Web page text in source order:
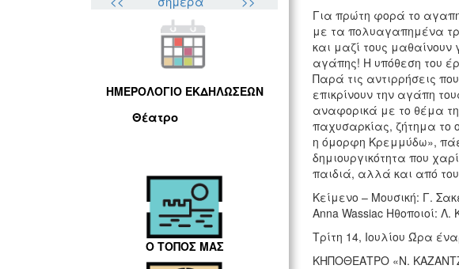
ΗΜΕΡΟΛΟΓΙΟ ΕΚΔΗΛΩΣΕΩΝ
Θέατρο
Ο ΤΟΠΟΣ ΜΑΣ
Για πρώτη φορά το
με τα πολυαγαπημένα
και μαζί τους μαθαίνουν
αγάπης! Η υπόθεση του
Παρά τις αντιρρήσεις
επικρίνουν την αγάπη
αναφορικά με το θέμα
παχυσαρκίας, ζήτημα το
η όμορφη Κρεμμύδω»,
δημιουργικότητα που
παιδιά, αλλά και από
Κείμενο – Μουσική: Γ.
Anna Wassiac Ηθοποιοί:
Τρίτη 14, Ιουλίου Ώρα
ΚΗΠΟΘΕΑΤΡΟ «Ν.